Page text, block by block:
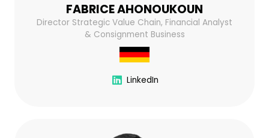
FABRICE AHONOUKOUN
Director Strategic Value Chain, Financial Analyst
& Consignment Business
LinkedIn